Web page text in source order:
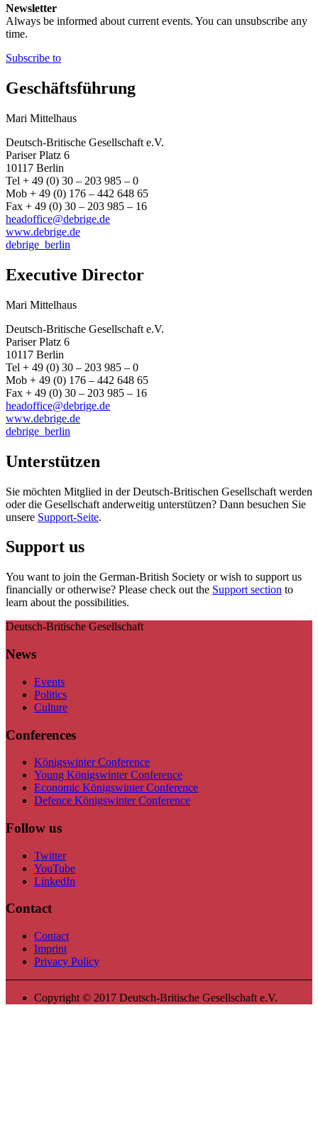
Newsletter
Always be informed about current events. You can unsubscribe any
time.
Subscribe to
Geschäftsführung
Mari Mittelhaus
Deutsch-Britische Gesellschaft e.V.
Pariser Platz 6
10117 Berlin
Tel + 49 (0) 30 – 203 985 – 0
Mob + 49 (0) 176 – 442 648 65
Fax + 49 (0) 30 – 203 985 – 16
headoffice@debrige.de
www.debrige.de
debrige_berlin
Executive Director
Mari Mittelhaus
Deutsch-Britische Gesellschaft e.V.
Pariser Platz 6
10117 Berlin
Tel + 49 (0) 30 – 203 985 – 0
Mob + 49 (0) 176 – 442 648 65
Fax + 49 (0) 30 – 203 985 – 16
headoffice@debrige.de
www.debrige.de
debrige_berlin
Unterstützen
Sie möchten Mitglied in der Deutsch-Britischen Gesellschaft werden
oder die Gesellschaft anderweitig unterstützen? Dann besuchen Sie
unsere Support-Seite.
Support us
You want to join the German-British Society or wish to support us
financially or otherwise? Please check out the Support section to
learn about the possibilities.
Deutsch-Britische Gesellschaft
News
Events
Politics
Culture
Conferences
Königswinter Conference
Young Königswinter Conference
Economic Königswinter Conference
Defence Königswinter Conference
Follow us
Twitter
YouTube
LinkedIn
Contact
Contact
Imprint
Privacy Policy
Copyright © 2017 Deutsch-Britische Gesellschaft e.V.